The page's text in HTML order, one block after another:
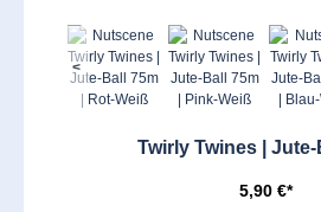
<
Twirly Twines |
5,90 €*